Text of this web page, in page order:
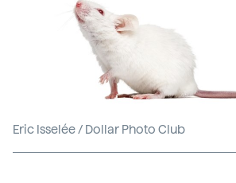
Eric Isselée / Dollar Photo Club